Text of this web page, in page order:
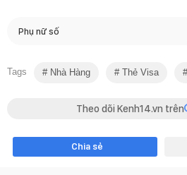
Phụ nữ số
Tags Nhà Hàng Thẻ Visa
Theo dõi Kenh14.vn trên
Chia sẻ